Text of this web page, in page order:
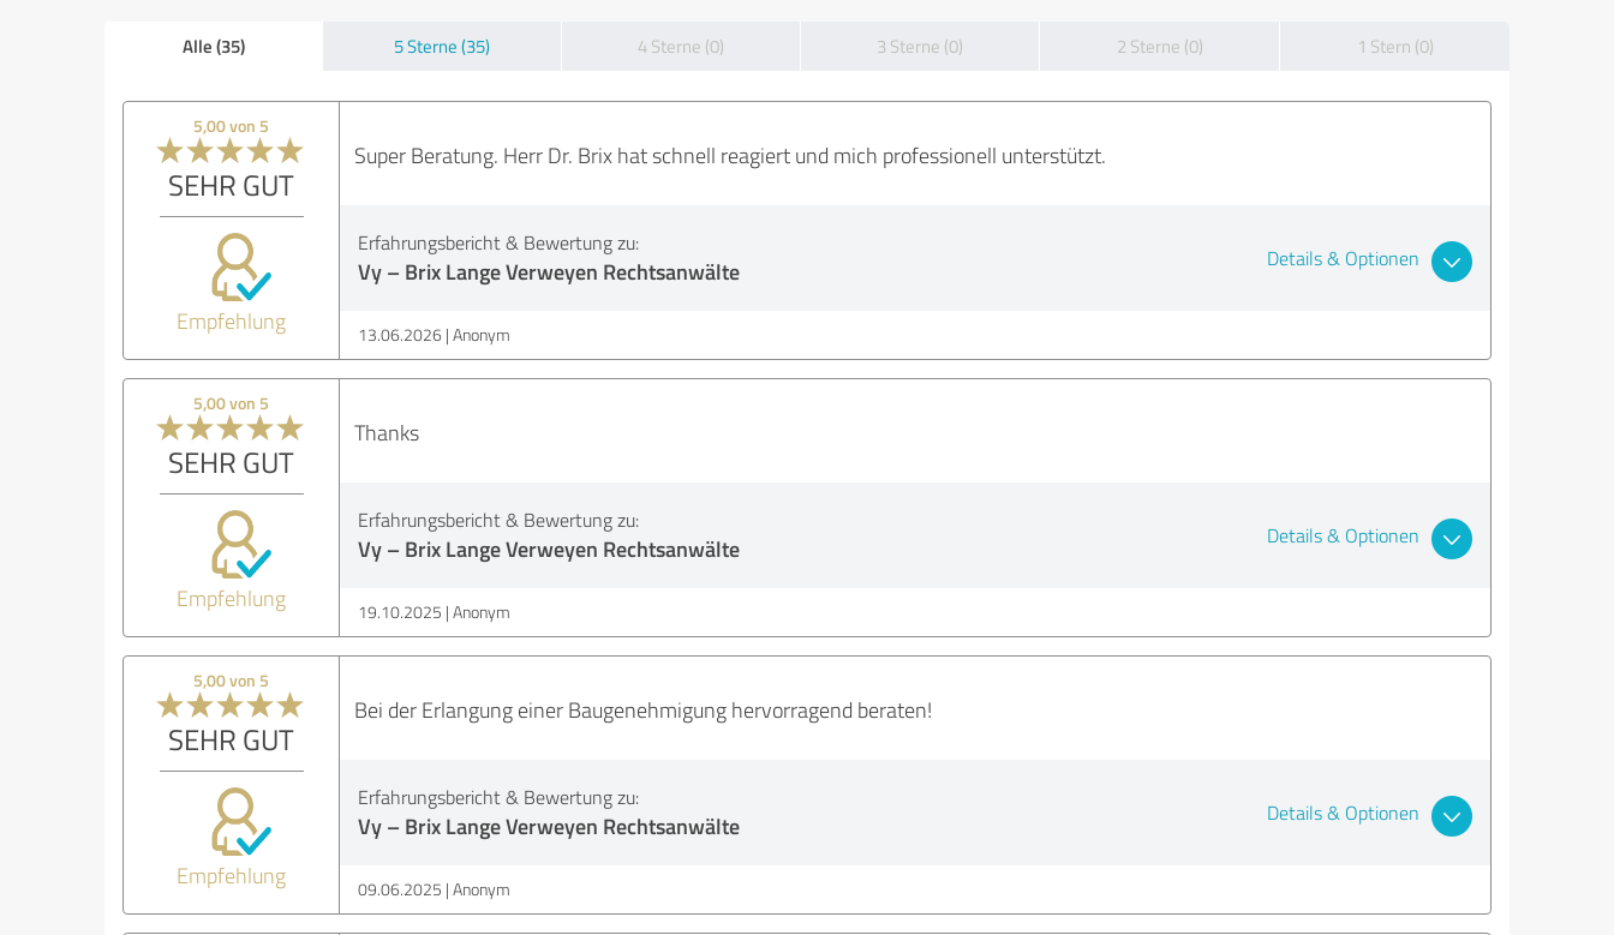
Alle (35) 5 Sterne (35) 4 Sterne (0) 3 Sterne (0) 2 Sterne (0) 1 Stern (0)
5,00 von 5
SEHR GUT
Empfehlung
Super Beratung. Herr Dr. Brix hat schnell reagiert und mich professionell unterstützt.
Erfahrungsbericht & Bewertung zu:
Vy – Brix Lange Verweyen Rechtsanwälte Details & Optionen
13.06.2026 Anonym
5,00 von 5
SEHR GUT
Empfehlung
Thanks
Erfahrungsbericht & Bewertung zu:
Vy – Brix Lange Verweyen Rechtsanwälte Details & Optionen
19.10.2025 Anonym
5,00 von 5
SEHR GUT
Empfehlung
Bei der Erlangung einer Baugenehmigung hervorragend beraten!
Erfahrungsbericht & Bewertung zu:
Vy – Brix Lange Verweyen Rechtsanwälte Details & Optionen
09.06.2025 Anonym